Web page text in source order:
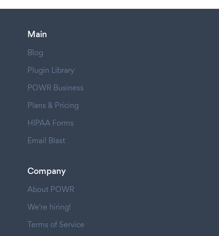
Main
Blog
Plugin Library
POWR Business
Plans & Pricing
HIPAA Forms
Email Blast
Company
About POWR
We're hiring!
Terms of Service